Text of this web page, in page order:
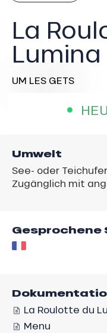
La
Lumina
UM LES GETS
Umwelt
See- oder Teichufer
Zugänglich mit
Gesprochene
La Roulotte du
Menu